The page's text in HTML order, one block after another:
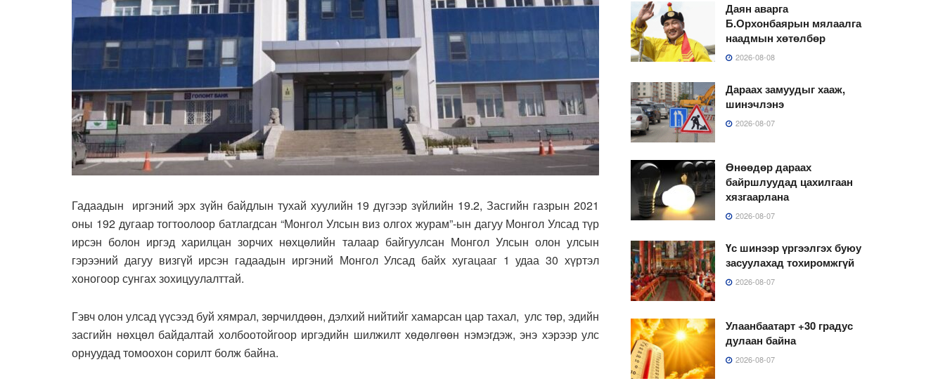
Гадаадын иргэний эрх зүйн байдлын тухай хуулийн 19 дүгээр зүйлийн 19.2, Засгийн газрын 2021
оны 192 дугаар тогтоолоор батлагдсан “Монгол Улсын виз олгох журам”-ын дагуу Монгол Улсад түр
ирсэн болон иргэд харилцан зорчих нөхцөлийн талаар байгуулсан Монгол Улсын олон улсын
гэрээний дагуу визгүй ирсэн гадаадын иргэний Монгол Улсад байх хугацааг 1 удаа 30 хүртэл
хоногоор сунгах зохицуулалттай.
Гэвч олон улсад үүсээд буй хямрал, зөрчилдөөн, дэлхий нийтийг хамарсан цар тахал, улс төр, эдийн
засгийн нөхцөл байдалтай холбоотойгоор иргэдийн шилжилт хөдөлгөөн нэмэгдэж, энэ хэрээр улс
орнуудад томоохон сорилт болж байна.
Даян аварга
Б.Орхонбаярын мялаалга
наадмын хөтөлбөр
2026-08-08
Дараах замуудыг хааж,
шинэчлэнэ
2026-08-07
Өнөөдөр дараах
байршлуудад цахилгаан
хязгаарлана
2026-08-07
Үс шинээр үргээлгэх буюу
засуулахад тохиромжгүй
2026-08-07
Улаанбаатарт +30 градус
дулаан байна
2026-08-07